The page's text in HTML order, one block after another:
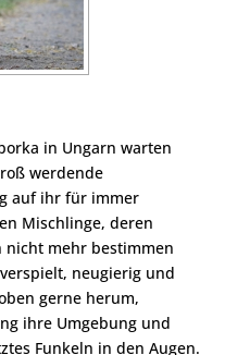
in Ungarn warten
werdende
auf ihr für immer
Mischlinge, deren
nicht mehr bestimmen
neugierig und
gerne herum,
ihre Umgebung und
Funkeln in den Augen.